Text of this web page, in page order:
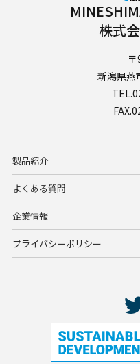
株式
新潟県燕
製品紹介
よくある質問
企業情報
プライバシーポリシー